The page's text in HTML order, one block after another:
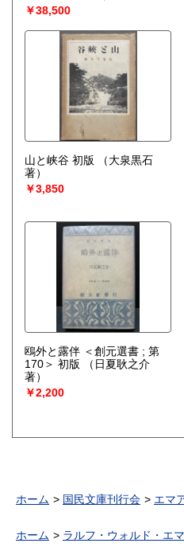
￥38,500
山と峡谷 初版
（大泉黒石
著）
￥3,850
鴎外と露伴 ＜創元選書 ; 第
170＞ 初版
（日夏耿之介
著）
￥2,200
ホーム 国民文庫刊行会 エマ
ホーム ラルフ・ウォルド・エ